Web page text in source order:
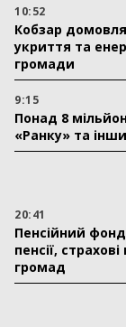
10:52
Кобзар
укриття та
громади
9:15
Понад 8
«Ранку» та
20:41
Пенсійний
пенсії,
громад